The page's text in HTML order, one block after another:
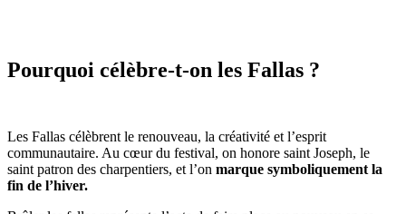
Pourquoi célèbre-t-on les Fallas ?
Les Fallas célèbrent le renouveau, la créativité et l’esprit
communautaire. Au cœur du festival, on honore saint Joseph, le
saint patron des charpentiers, et l’on marque symboliquement la
fin de l’hiver.